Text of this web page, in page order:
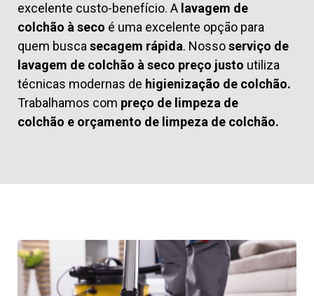
excelente custo-benefício. A lavagem de
colchão à seco é uma excelente opção para
quem busca secagem rápida. Nossoserviço de
lavagem de colchão à seco preço justo utiliza
técnicas modernas de higienização de colchão.
Trabalhamos com preço de limpeza de
colchão e orçamento de limpeza de colchão.